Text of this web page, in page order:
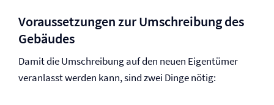
Voraussetzungen zur Umschreibung des
Gebäudes
Damit die Umschreibung auf den neuen Eigentümer
veranlasst werden kann, sind zwei Dinge nötig: